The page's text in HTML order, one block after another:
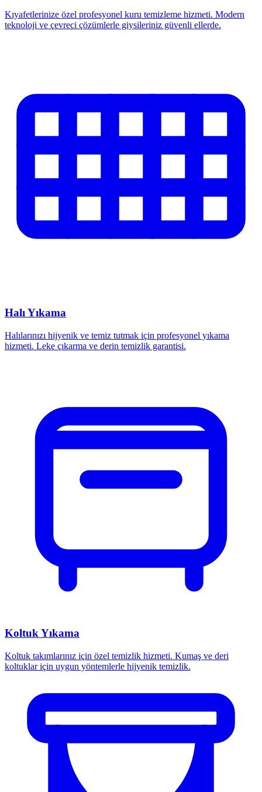
Kıyafetlerinize özel profesyonel kuru temizleme hizmeti. Modern
teknoloji ve çevreci çözümlerle giysileriniz güvenli ellerde.
Halı Yıkama
Halılarınızı hijyenik ve temiz tutmak için profesyonel yıkama
hizmeti. Leke çıkarma ve derin temizlik garantisi.
Koltuk Yıkama
Koltuk takımlarınız için özel temizlik hizmeti. Kumaş ve deri
koltuklar için uygun yöntemlerle hijyenik temizlik.